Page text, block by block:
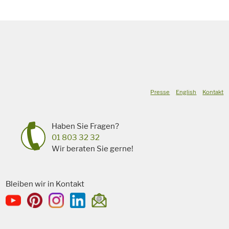
Presse English Kontakt
Haben Sie Fragen?
01 803 32 32
Wir beraten Sie gerne!
Bleiben wir in Kontakt